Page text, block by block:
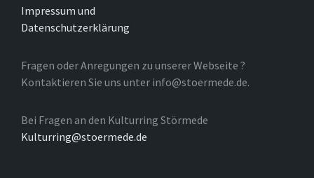
Impressum und
Datenschutzerklärung
Fragen oder Anregungen zu unserer Webseite ?
Kontaktieren Sie uns unter info@stoermede.de.
Bei Fragen an den Kulturring Störmede
Kulturring@stoermede.de